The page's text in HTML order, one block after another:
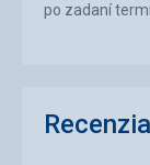
po zadaní